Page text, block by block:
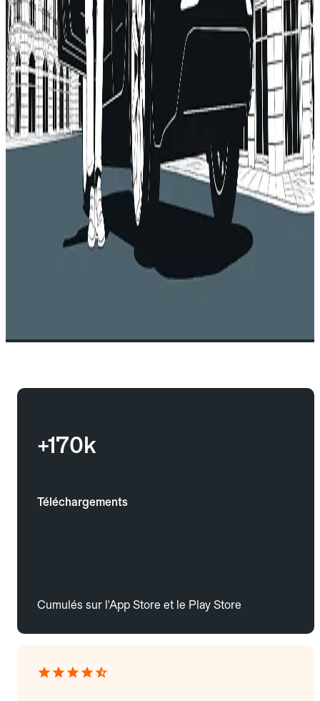
+170k
Téléchargements
Cumulés sur l'App Store et le Play Store